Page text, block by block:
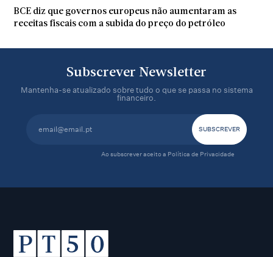
BCE diz que governos europeus não aumentaram as
receitas fiscais com a subida do preço do petróleo
Subscrever Newsletter
Mantenha-se atualizado sobre tudo o que se passa no sistema
financeiro.
Ao subscrever aceito a Política de Privacidade